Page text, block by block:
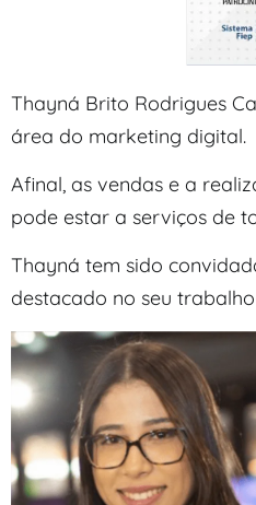
Thayná Brito Rodrigues
área do marketing digital.
Afinal, as vendas e a
pode estar a serviços de
Thayná tem sido
destacado no seu